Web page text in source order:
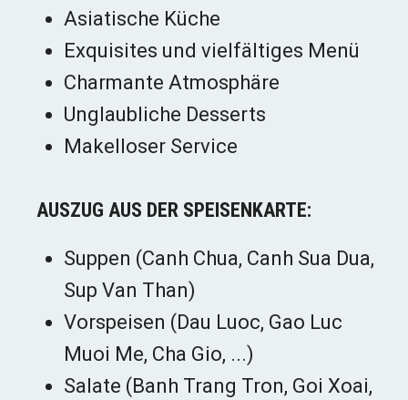
Asiatische Küche
Exquisites und vielfältiges Menü
Charmante Atmosphäre
Unglaubliche Desserts
Makelloser Service
AUSZUG AUS DER SPEISENKARTE:
Suppen (Canh Chua, Canh Sua Dua,
Sup Van Than)
Vorspeisen (Dau Luoc, Gao Luc
Muoi Me, Cha Gio, ...)
Salate (Banh Trang Tron, Goi Xoai,